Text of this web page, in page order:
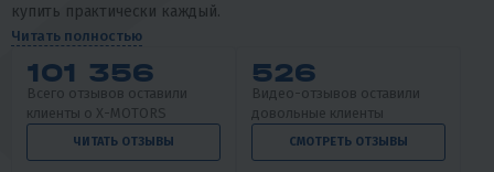
купить практически каждый.
Читать полностью
101 356
Всего отзывов оставили
клиенты о X-MOTORS
ЧИТАТЬ ОТЗЫВЫ
526
Видео-отзывов оставили
довольные клиенты
СМОТРЕТЬ ОТЗЫВЫ